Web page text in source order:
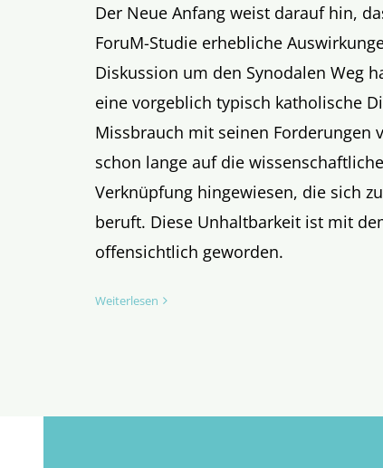
Der Neue Anfang weist darauf hin,
ForuM-Studie erhebliche
Diskussion um den Synodalen Weg
eine vorgeblich typisch katholische
Missbrauch mit seinen Forderungen
schon lange auf die
Verknüpfung hingewiesen, die sich
beruft. Diese Unhaltbarkeit ist mit
offensichtlich geworden.
Weiterlesen